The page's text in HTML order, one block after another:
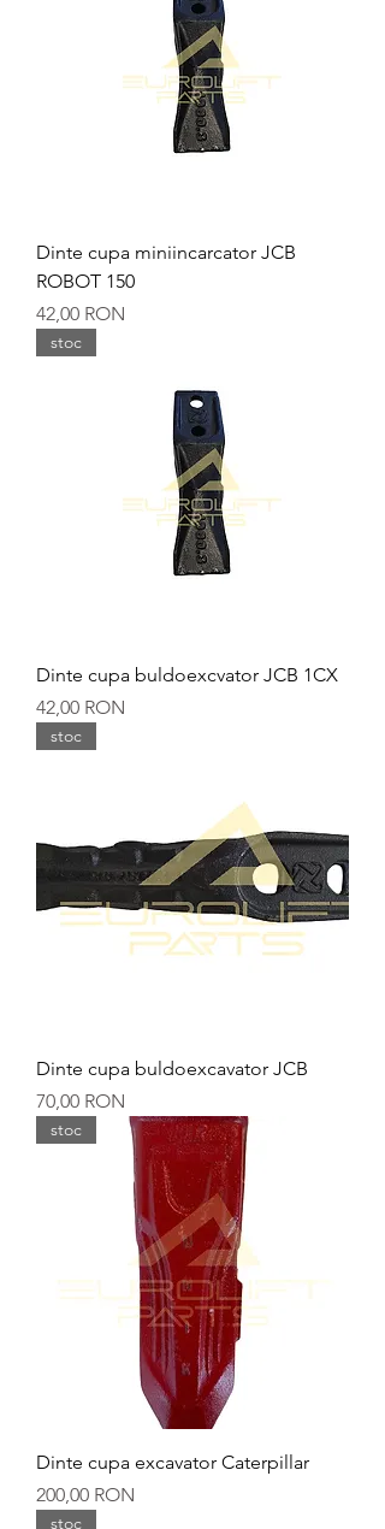
Dinte cupa miniincarcator JCB
ROBOT 150
Preț
42,00 RON
stoc
Dinte cupa buldoexcvator JCB 1CX
Preț
42,00 RON
stoc
Dinte cupa buldoexcavator JCB
Preț
70,00 RON
stoc
Dinte cupa excavator Caterpillar
Preț
200,00 RON
stoc